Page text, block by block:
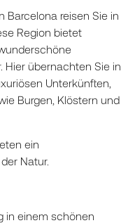
Barcelona reisen Sie in
Region bietet
Hier übernachten Sie in
Unterkünften,
Burgen, Klöstern und
ein
Natur.
in einem schönen